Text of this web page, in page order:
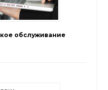
обслуживание